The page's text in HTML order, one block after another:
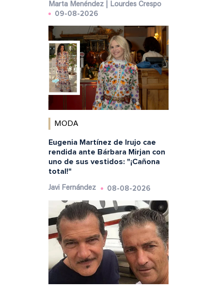
Marta Menéndez | Lourdes Crespo
09-08-2026
MODA
Eugenia Martínez de Irujo cae
rendida ante Bárbara Mirjan con
uno de sus vestidos: "¡Cañona
total!"
Javi Fernández 08-08-2026